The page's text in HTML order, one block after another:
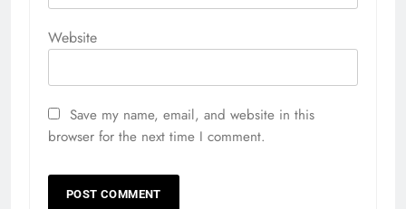
Website
Save my name, email, and website in this
browser for the next time I comment.